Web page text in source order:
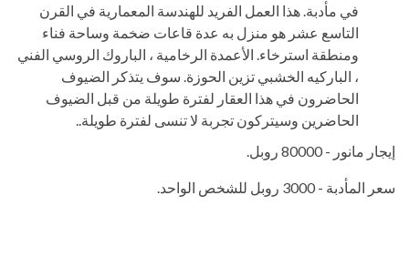
في مأدبة. هذا العمل الفريد للهندسة المعمارية في القرن
التاسع عشر هو منزل به عدة قاعات ضخمة وساحة فناء
ومنطقة استرخاء. الأعمدة الرخامية ، الباروك الروسي الفني
، الباركيه الخشبي تزين الحوزة. سوف يتذكر الضيوف
الحاضرون في هذا العقار لفترة طويلة من قبل الضيوف
الحاضرين وسيتركون تجربة لا تنسى لفترة طويلة..
إيجار مانور - 80000 روبل.
سعر المأدبة - 3000 روبل للشخص الواحد.